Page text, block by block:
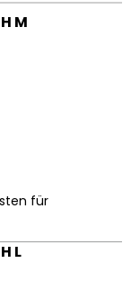
M
für
L